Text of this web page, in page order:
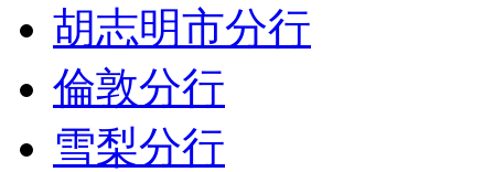
胡志明市分行
倫敦分行
雪梨分行